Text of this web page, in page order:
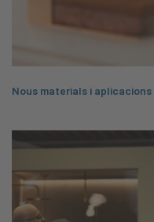
Nous materials i aplicacions